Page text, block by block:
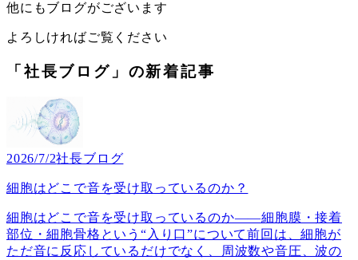
他にもブログがございます
よろしければご覧ください
「社長ブログ」の新着記事
2026/7/2社長ブログ
細胞はどこで音を受け取っているのか？
細胞はどこで音を受け取っているのか――細胞膜・接着
部位・細胞骨格という“入り口”について前回は、細胞が
ただ音に反応しているだけでなく、周波数や音圧、波の